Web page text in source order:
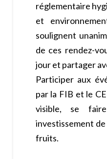
réglementaire
et
soulignent
de ces rendez-
jour et partager
Participer aux
par la FIB et le
visible, se
investissement
fruits.